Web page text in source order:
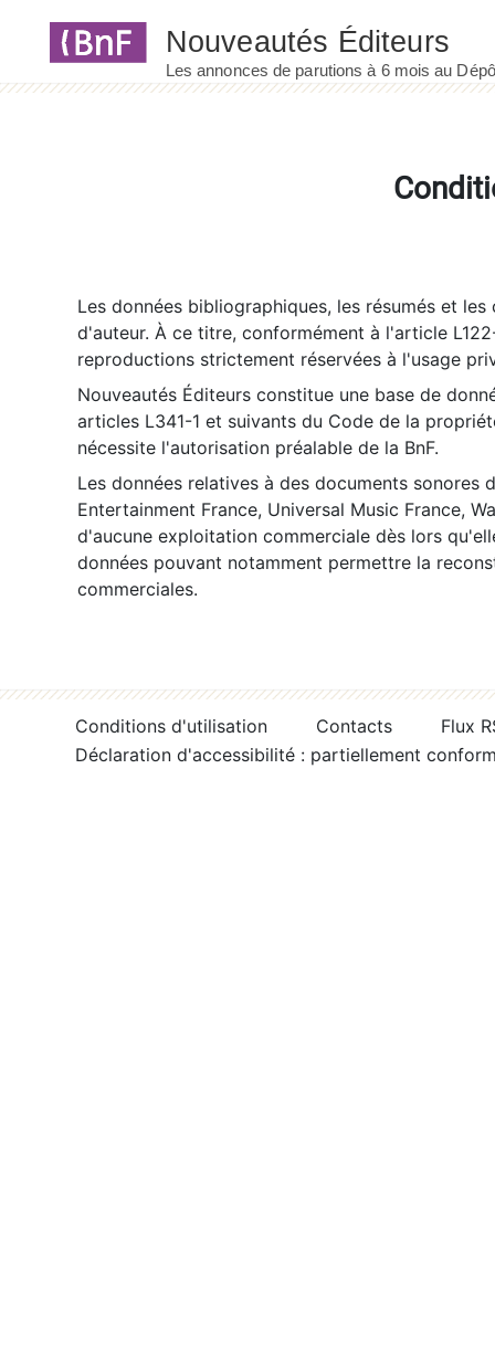
Les données bibliographiques, les résumés et
d'auteur. À ce titre, conformément à l'article
reproductions strictement réservées à l'usage
Nouveautés Éditeurs constitue une base de
articles L341-1 et suivants du Code de la
nécessite l'autorisation préalable de la BnF.
Les données relatives à des documents sonores
Entertainment France, Universal Music France,
d'aucune exploitation commerciale dès lors
données pouvant notamment permettre la
commerciales.
Conditions d'utilisation Contacts
Flux
Déclaration d'accessibilité : partiellement